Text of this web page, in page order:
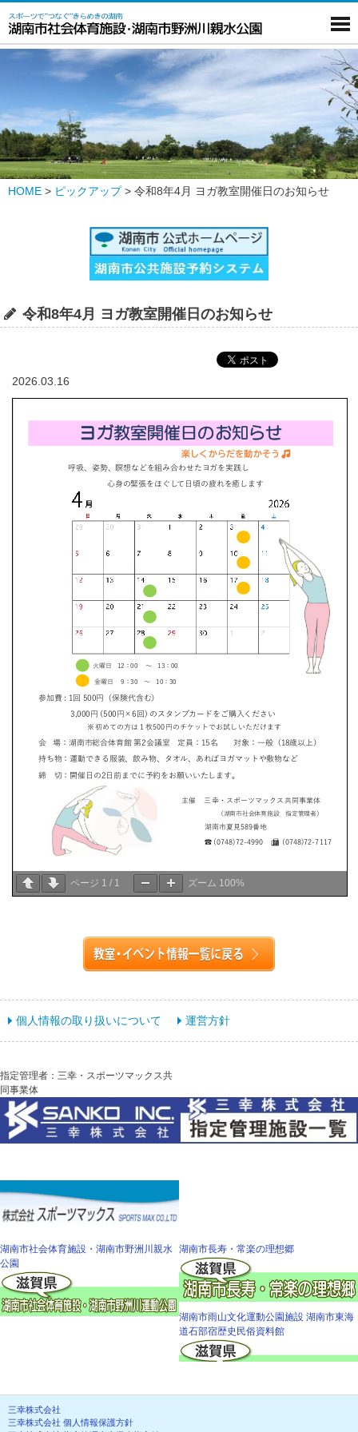
HOME > ピックアップ> 令和8年4月 ヨガ教室開催日のお知らせ
令和8年4月 ヨガ教室開催日のお知らせ
2026.03.16
ページ 1 / 1 ズーム 100%
個人情報の取り扱いについて 運営方針
指定管理者：三幸・スポーツマックス共
同事業体